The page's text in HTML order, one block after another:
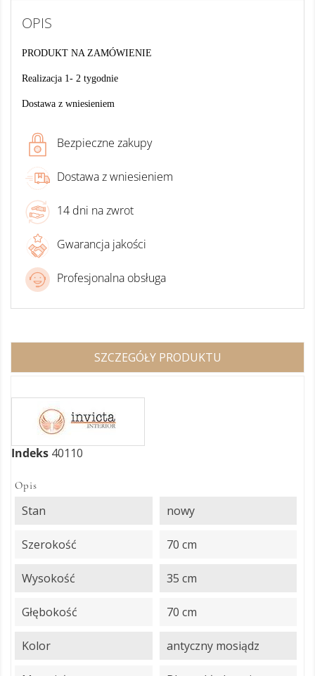
OPIS
PRODUKT NA ZAMÓWIENIE
Realizacja 1- 2 tygodnie
Dostawa z wniesieniem
Bezpieczne zakupy
Dostawa z wniesieniem
14 dni na zwrot
Gwarancja jakości
Profesjonalna obsługa
SZCZEGÓŁY PRODUKTU
Indeks 40110
Opis
Stan nowy
Szerokość 70 cm
Wysokość 35 cm
Głębokość 70 cm
Kolor antyczny mosiądz